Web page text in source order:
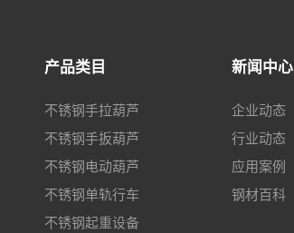
产品类目
不锈钢手拉葫芦
不锈钢手扳葫芦
不锈钢电动葫芦
不锈钢单轨行车
不锈钢起重设备
新闻中心
企业动态
行业动态
应用案例
钢材百科